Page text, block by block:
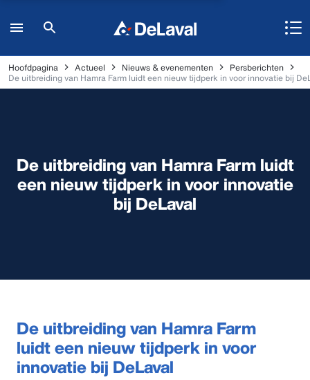
Hoofdpagina Actueel Nieuws & evenementen
Persberichten
De uitbreiding van Hamra Farm luidt een nieuw tijdperk in voor innovatie bij
De uitbreiding van Hamra Farm luidt
een nieuw tijdperk in voor innovatie
bij DeLaval
De uitbreiding van Hamra Farm
luidt een nieuw tijdperk in voor
innovatie bij DeLaval